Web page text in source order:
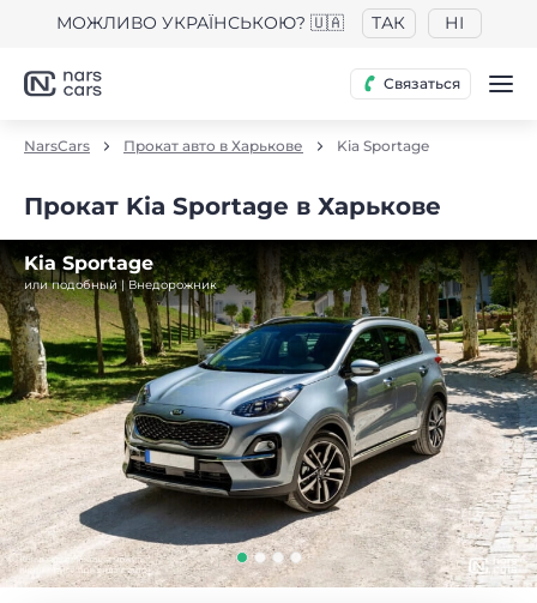
МОЖЛИВО УКРАЇНСЬКОЮ? 🇺🇦 ТАК НІ
Связаться
NarsCars Прокат авто в Харькове Kia Sportage
Прокат Kia Sportage в Харькове
Kia Sportage
или подобный | Внедорожник